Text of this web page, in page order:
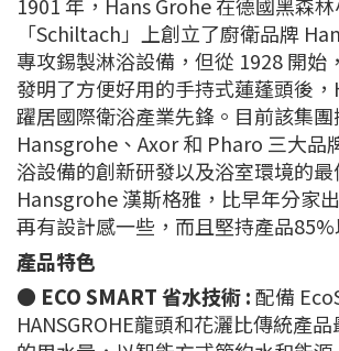
1901 年，Hans Grohe 在德國黑森
「Schiltach」上創立了廚衛品牌
專攻錫製淋浴設備，但從 1928 開始
發明了方便好用的手持式蓮蓬頭後
躍居國際衛浴產業先鋒。目前該集團
Hansgrohe、Axor 和 Pharo 三大品
浴設備的創新研發以及浴室環境的最
Hansgrohe 漢斯格雅，比早年分家
再有設計感一些，而且堅持產品
產品特色
● ECO SMART 省水技術 :配備
HANSGROHE龍頭和花灑比傳統產